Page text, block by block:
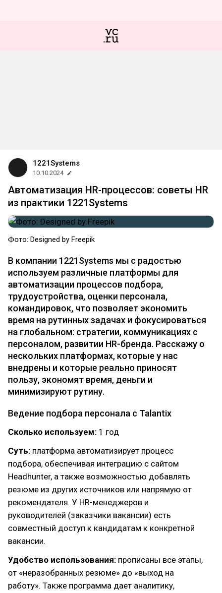
1221Systems
10.10.2024
Автоматизация HR-процессов: советы HR
из практики 1221Systems
Фото: Designed by Freepik
В компании 1221Systems мы с радостью
используем различные платформы для
автоматизации процессов подбора,
трудоустройства, оценки персонала,
командировок, что позволяет экономить
время на рутинных задачах и фокусироваться
на глобальном: стратегии, коммуникациях с
персоналом, развитии HR-бренда. Расскажу о
нескольких платформах, которые у нас
внедрены и которые реально приносят
пользу, экономят время, деньги и
минимизируют рутину.
Ведение подбора персонала с Talantix
Сколько используем: 1 год
Суть: платформа автоматизирует процесс
подбора, обеспечивая интеграцию с сайтом
Headhunter, а также возможностью добавлять
резюме из других источников или напрямую от
рекомендателя. У HR-менеджеров и
руководителей (заказчики вакансии) есть
совместный доступ к кандидатам к конкретной
вакансии.
Удобство использования: прописаны все этапы,
от «неразобранных резюме» до «выход на
работу». Также программа дает аналитику,